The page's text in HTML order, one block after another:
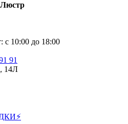
с 10:00 до 18:00
91
14Л